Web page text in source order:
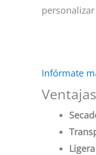
Infórmate